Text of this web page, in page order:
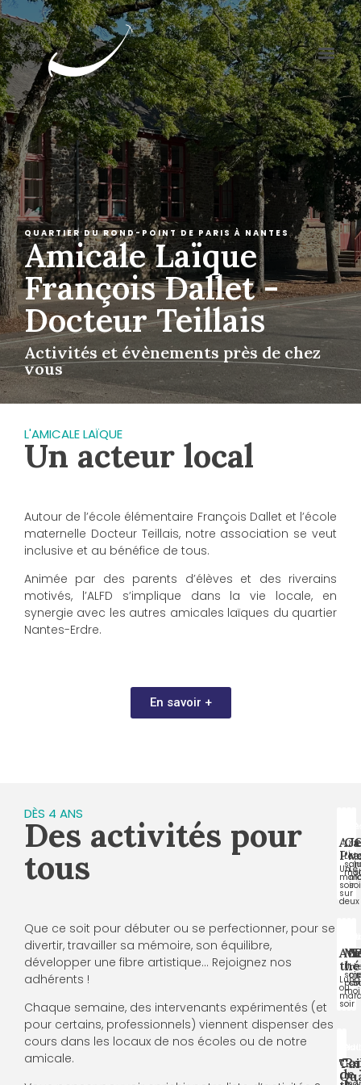
QUARTIER DU ROND-POINT DE PARIS À NANTES
Amicale Laïque
François Dallet -
Docteur Teillais
Activités et évènements près de chez
vous
L'AMICALE LAÏQUE
Un acteur local
Autour de l’école élémentaire François Dallet et l’école
maternelle Docteur Teillais, notre association se veut
inclusive et au bénéfice de tous.
Animée par des parents d’élèves et des riverains
motivés, l’ALFD s’implique dans la vie locale, en
synergie avec les autres amicales laïques du quartier
Nantes-Erdre.
En savoir +
DÈS 4 ANS
Des activités pour
tous
Que ce soit pour débuter ou se perfectionner, pour se
divertir, travailler sa mémoire, son équilibre,
développer une fibre artistique… Rejoignez nos
adhérents !
Chaque semaine, des intervenants expérimentés (et
pour certains, professionnels) viennent dispenser des
cours dans les locaux de nos écoles ou de notre
amicale.
à
11
ans
Un
soir
sur
deux
à
14
ans
Le
Le
ans
ou
soir
Un
soir
par
Le
Un
ans
de